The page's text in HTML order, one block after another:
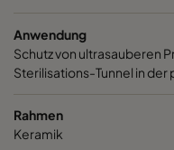
Anwendung
Schutz von ultrasauberen
Sterilisations-Tunnel in
Rahmen
Keramik